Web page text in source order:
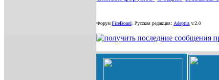
Форум FireBoard Русская редакция: Adeptus v.2.0